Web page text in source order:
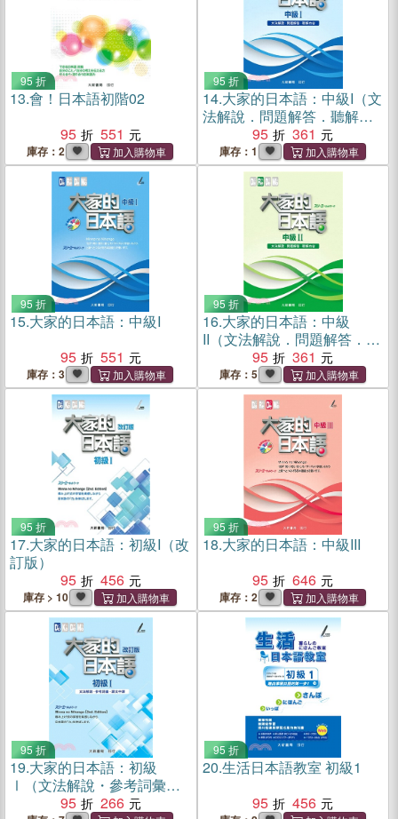
95 折
13.會！日本語初階02
95
551
庫存：2
95 折
14.大家的日本語：中級I（文
法解說．問題解答．聽解內
95 361
庫存：1
95 折
15.大家的日本語：中級I
95
551
庫存：3
95 折
16.大家的日本語：中級
II（文法解說．問題解答．聽
解內容）95 361
庫存：5
95 折
17.大家的日本語：初級I（改
訂版）
95
456
庫存 > 10
95 折
18.大家的日本語：中級III
95
646
庫存：2
95 折
19.大家的日本語：初級
Ⅰ（文法解說・參考詞彙・
課文中譯）（改訂版）
95 266
95 折
20.生活日本語教室 初級1
95
456